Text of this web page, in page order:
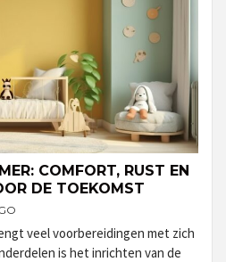
COMFORT, RUST EN
DE TOEKOMST
veel voorbereidingen met zich
is het inrichten van de